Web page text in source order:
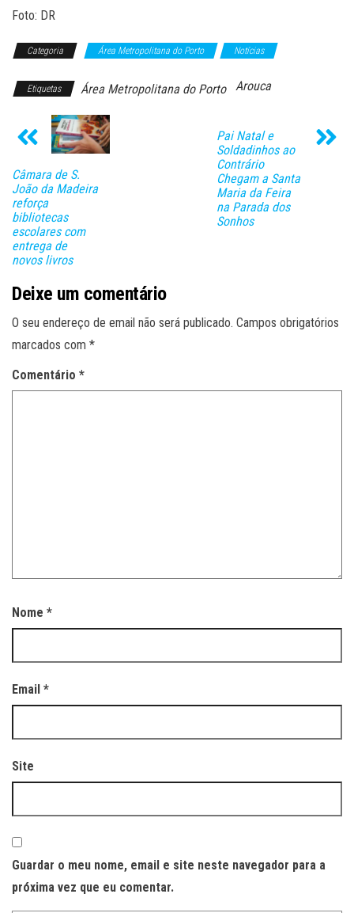
Foto: DR
Categoria Área Metropolitana do Porto Notícias
Etiquetas Área Metropolitana do Porto Arouca
Câmara de S.
João da Madeira
reforça
bibliotecas
escolares com
entrega de
novos livros
Pai Natal e
Soldadinhos ao
Contrário
Chegam a Santa
Maria da Feira
na Parada dos
Sonhos
Deixe um comentário
O seu endereço de email não será publicado. Campos obrigatórios
marcados com *
Comentário *
Nome *
Email *
Site
Guardar o meu nome, email e site neste navegador para a
próxima vez que eu comentar.